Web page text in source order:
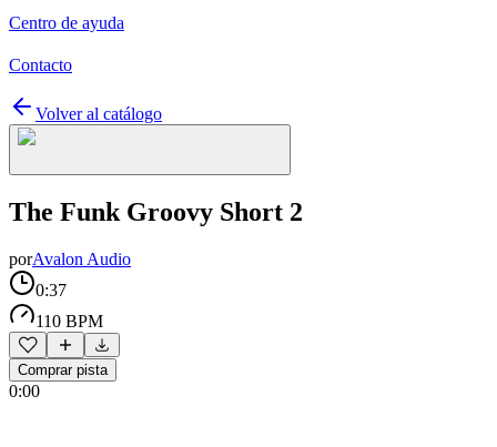
Centro de ayuda
Contacto
Volver al catálogo
The Funk Groovy Short 2
porAvalon Audio
0:37
110 BPM
Comprar pista
0:00